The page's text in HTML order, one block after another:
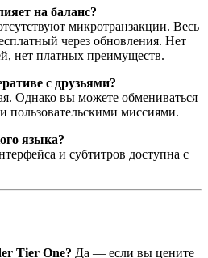
на баланс?
микротранзакции. Весь
через обновления. Нет
нет платных преимуществ.
с друзьями?
Однако вы можете обмениваться
пользовательскими миссиями.
языка?
и субтитров доступна с
Tier One? Да — если вы цените